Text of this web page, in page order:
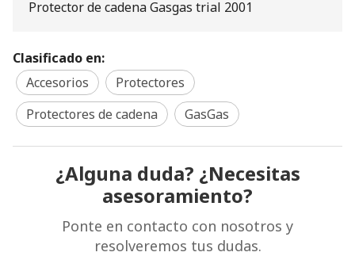
Protector de cadena Gasgas trial 2001
Clasificado en:
Accesorios
Protectores
Protectores de cadena
GasGas
¿Alguna duda? ¿Necesitas
asesoramiento?
Ponte en contacto con nosotros y
resolveremos tus dudas.